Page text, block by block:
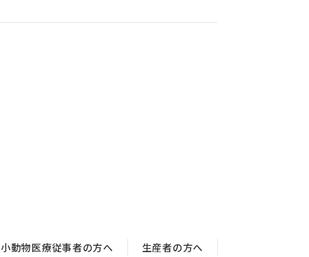
小動物医療従事者の方へ 生産者の方へ